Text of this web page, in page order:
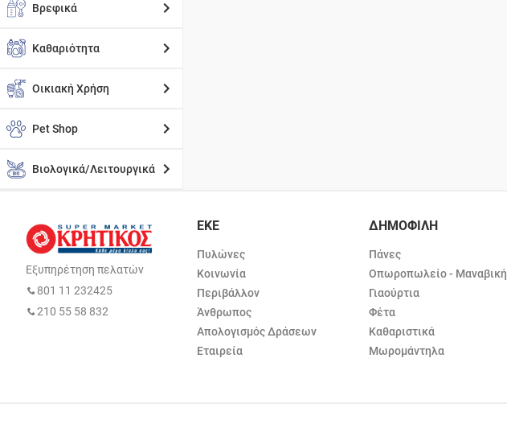
Βρεφικά
Καθαριότητα
Οικιακή Χρήση
Pet Shop
Βιολογικά/Λειτουργικά
Εξυπηρέτηση πελατών
801 11 232425
210 55 58 832
ΕΚΕ
Πυλώνες
Κοινωνία
Περιβάλλον
Άνθρωπος
Απολογισμός Δράσεων
Εταιρεία
ΔΗΜΟΦΙΛΗ
Πάνες
Οπωροπωλείο - Μαναβική
Γιαούρτια
Φέτα
Καθαριστικά
Μωρομάντηλα